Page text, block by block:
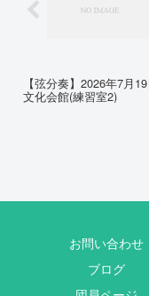
【弦分奏】2026年7月
文化会館(練習室2)
お問い合わせ
ブログ